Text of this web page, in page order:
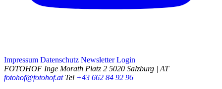
Impressum Datenschutz Newsletter Login
FOTOHOF Inge Morath Platz 2 5020 Salzburg | AT
fotohof@fotohof.at Tel +43 662 84 92 96